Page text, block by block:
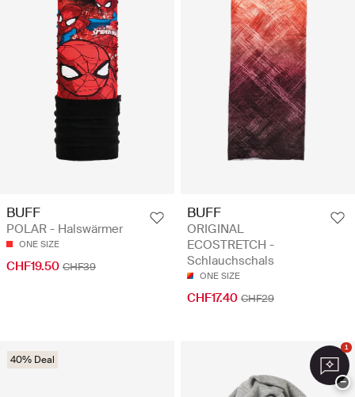
BUFF
POLAR - Halswärmer
ONE SIZE
CHF19.50 CHF39
BUFF
ORIGINAL
ECOSTRETCH -
Schlauchschals
ONE SIZE
CHF17.40 CHF29
40% Deal
1
−